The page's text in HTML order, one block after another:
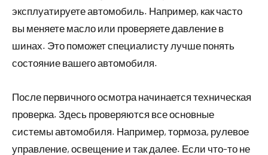
эксплуатируете автомобиль. Например, как часто
вы меняете масло или проверяете давление в
шинах. Это поможет специалисту лучше понять
состояние вашего автомобиля.
После первичного осмотра начинается техническая
проверка. Здесь проверяются все основные
системы автомобиля. Например, тормоза, рулевое
управление, освещение и так далее. Если что-то не